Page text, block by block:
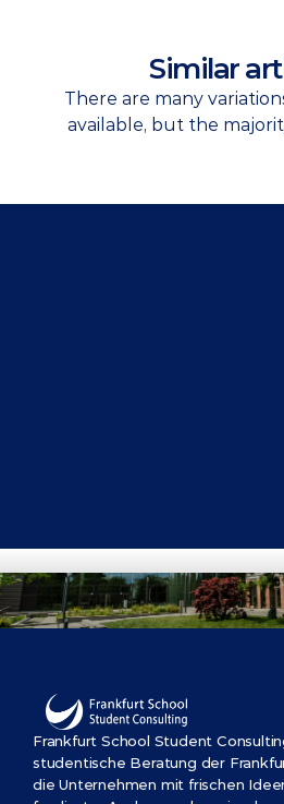
Similar
There are many
available, but the
Frankfurt School Student
studentische Beratung der
die Unternehmen mit frischen